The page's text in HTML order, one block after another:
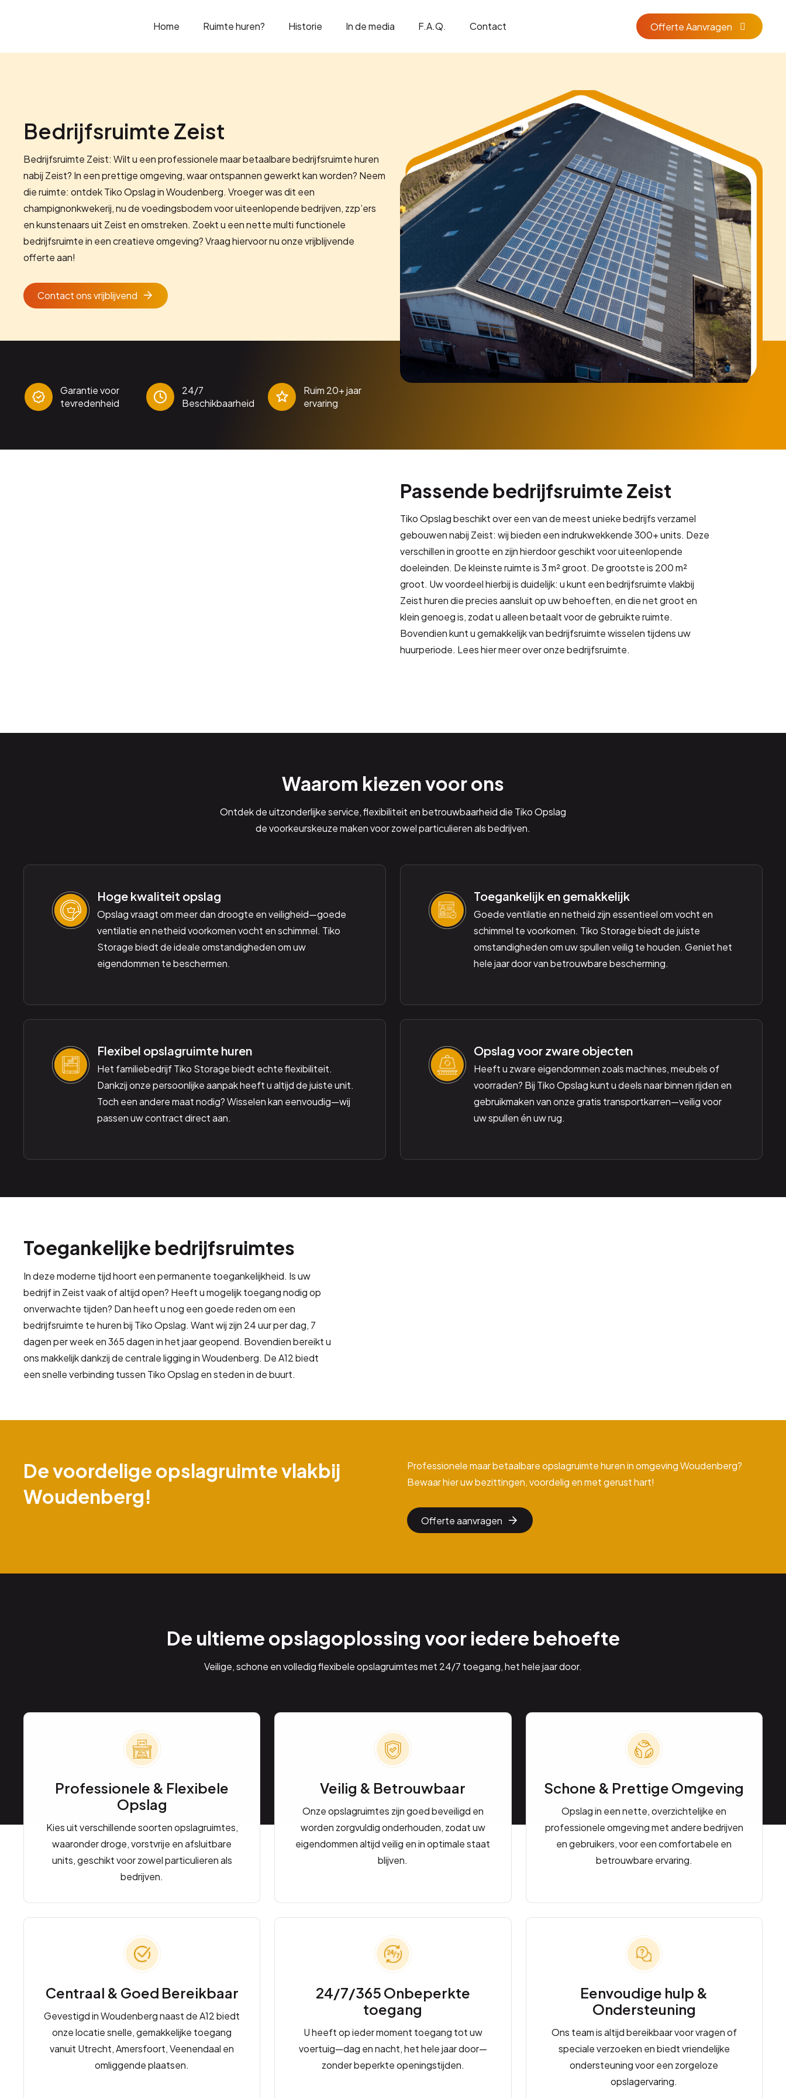
Home Ruimte huren? Historie In de media F.A.Q. Contact Offerte Aanvragen
Bedrijfsruimte Zeist
Bedrijfsruimte Zeist: Wilt u een professionele maar betaalbare bedrijfsruimte huren
nabij Zeist? In een prettige omgeving, waar ontspannen gewerkt kan worden? Neem
die ruimte: ontdek Tiko Opslag in Woudenberg. Vroeger was dit een
champignonkwekerij, nu de voedingsbodem voor uiteenlopende bedrijven, zzp’ers
en kunstenaars uit Zeist en omstreken. Zoekt u een nette multi functionele
bedrijfsruimte in een creatieve omgeving? Vraag hiervoor nu onze vrijblijvende
offerte aan!
Contact ons vrijblijvend
Garantie voor
tevredenheid
24/7
Beschikbaarheid
Ruim 20+ jaar
ervaring
Passende bedrijfsruimte Zeist
Tiko Opslag beschikt over een van de meest unieke bedrijfs verzamel
gebouwen nabij Zeist: wij bieden een indrukwekkende 300+ units. Deze
verschillen in grootte en zijn hierdoor geschikt voor uiteenlopende
doeleinden. De kleinste ruimte is 3 m² groot. De grootste is 200 m²
groot. Uw voordeel hierbij is duidelijk: u kunt een bedrijfsruimte vlakbij
Zeist huren die precies aansluit op uw behoeften, en die net groot en
klein genoeg is, zodat u alleen betaalt voor de gebruikte ruimte.
Bovendien kunt u gemakkelijk van bedrijfsruimte wisselen tijdens uw
huurperiode. Lees hier meer over onze bedrijfsruimte.
Waarom kiezen voor ons
Ontdek de uitzonderlijke service, flexibiliteit en betrouwbaarheid die Tiko Opslag
de voorkeurskeuze maken voor zowel particulieren als bedrijven.
Hoge kwaliteit opslag
Opslag vraagt om meer dan droogte en veiligheid—goede
ventilatie en netheid voorkomen vocht en schimmel. Tiko
Storage biedt de ideale omstandigheden om uw
eigendommen te beschermen.
Flexibel opslagruimte huren
Het familiebedrijf Tiko Storage biedt echte flexibiliteit.
Dankzij onze persoonlijke aanpak heeft u altijd de juiste unit.
Toch een andere maat nodig? Wisselen kan eenvoudig—wij
passen uw contract direct aan.
Toegankelijk en gemakkelijk
Goede ventilatie en netheid zijn essentieel om vocht en
schimmel te voorkomen. Tiko Storage biedt de juiste
omstandigheden om uw spullen veilig te houden. Geniet het
hele jaar door van betrouwbare bescherming.
Opslag voor zware objecten
Heeft u zware eigendommen zoals machines, meubels of
voorraden? Bij Tiko Opslag kunt u deels naar binnen rijden en
gebruikmaken van onze gratis transportkarren—veilig voor
uw spullen én uw rug.
Toegankelijke bedrijfsruimtes
In deze moderne tijd hoort een permanente toegankelijkheid. Is uw
bedrijf in Zeist vaak of altijd open? Heeft u mogelijk toegang nodig op
onverwachte tijden? Dan heeft u nog een goede reden om een
bedrijfsruimte te huren bij Tiko Opslag. Want wij zijn 24 uur per dag, 7
dagen per week en 365 dagen in het jaar geopend. Bovendien bereikt u
ons makkelijk dankzij de centrale ligging in Woudenberg. De A12 biedt
een snelle verbinding tussen Tiko Opslag en steden in de buurt.
De voordelige opslagruimte vlakbij
Woudenberg!
Professionele maar betaalbare opslagruimte huren in omgeving Woudenberg?
Bewaar hier uw bezittingen, voordelig en met gerust hart!
Offerte aanvragen
De ultieme opslagoplossing voor iedere behoefte
Veilige, schone en volledig flexibele opslagruimtes met 24/7 toegang, het hele jaar door.
Professionele & Flexibele
Opslag
Kies uit verschillende soorten opslagruimtes,
waaronder droge, vorstvrije en afsluitbare
units, geschikt voor zowel particulieren als
bedrijven.
Veilig & Betrouwbaar
Onze opslagruimtes zijn goed beveiligd en
worden zorgvuldig onderhouden, zodat uw
eigendommen altijd veilig en in optimale staat
blijven.
Schone & Prettige Omgeving
Opslag in een nette, overzichtelijke en
professionele omgeving met andere bedrijven
en gebruikers, voor een comfortabele en
betrouwbare ervaring.
Centraal & Goed Bereikbaar
Gevestigd in Woudenberg naast de A12 biedt
onze locatie snelle, gemakkelijke toegang
vanuit Utrecht, Amersfoort, Veenendaal en
omliggende plaatsen.
24/7/365 Onbeperkte
toegang
U heeft op ieder moment toegang tot uw
voertuig—dag en nacht, het hele jaar door—
zonder beperkte openingstijden.
Eenvoudige hulp &
Ondersteuning
Ons team is altijd bereikbaar voor vragen of
speciale verzoeken en biedt vriendelijke
ondersteuning voor een zorgeloze
opslagervaring.